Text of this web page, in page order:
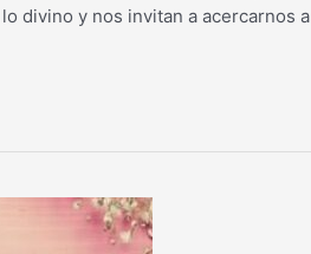
divino y nos invitan a acercarnos a